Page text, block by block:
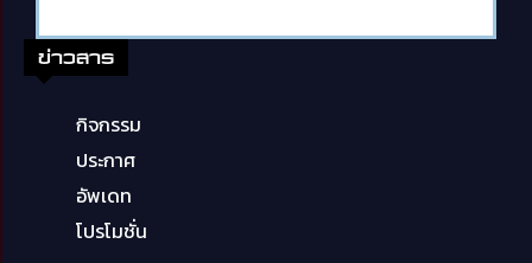
ข่าวสาร
กิจกรรม
ประกาศ
อัพเดท
โปรโมชั่น